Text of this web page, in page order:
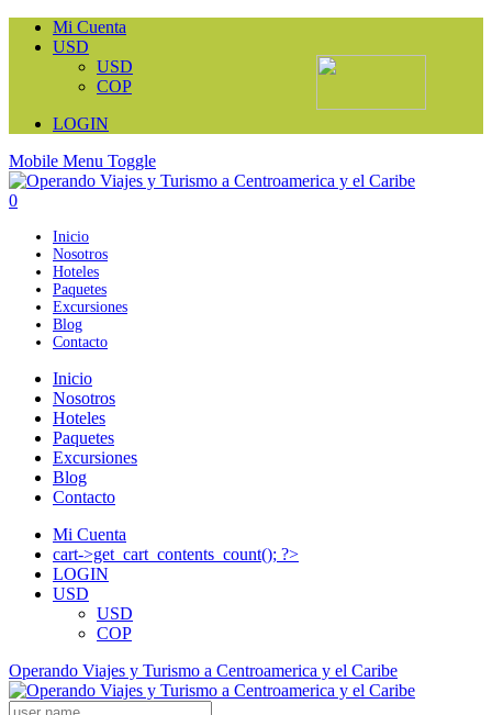
Mi Cuenta
USD
USD
COP
LOGIN
Mobile Menu Toggle
0
Inicio
Nosotros
Hoteles
Paquetes
Excursiones
Blog
Contacto
Inicio
Nosotros
Hoteles
Paquetes
Excursiones
Blog
Contacto
Mi Cuenta
cart->get_cart_contents_count(); ?>
LOGIN
USD
USD
COP
Operando Viajes y Turismo a Centroamerica y el Caribe